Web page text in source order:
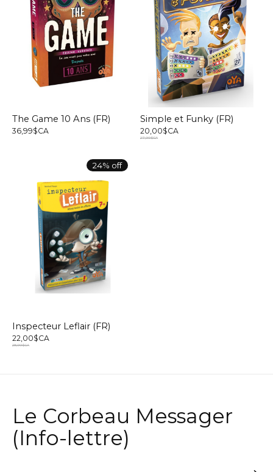
The Game 10 Ans (FR)
36,99$CA
Simple et Funky (FR)
20,00$CA
27,99$CA
24% off
Inspecteur Leflair (FR)
22,00$CA
28,99$CA
Le Corbeau Messager
(Info-lettre)